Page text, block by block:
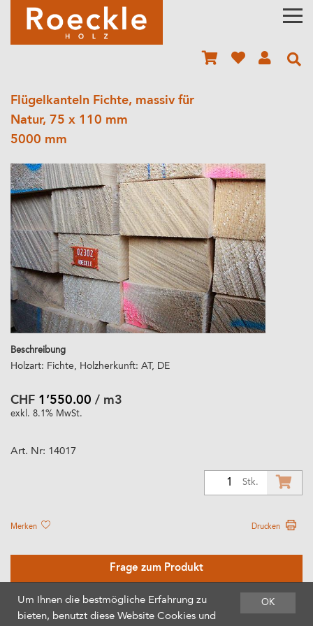
Flügelkanteln Fichte, massiv für
Natur, 75 x 110 mm
5000 mm
Beschreibung
Holzart: Fichte, Holzherkunft: AT, DE
CHF 1’550.00 / m3
exkl. 8.1% MwSt.
Art. Nr: 14017
Stk.
Merken Drucken
Frage zum Produkt
OK
Um Ihnen die bestmögliche Erfahrung zu
bieten, benutzt diese Website Cookies und